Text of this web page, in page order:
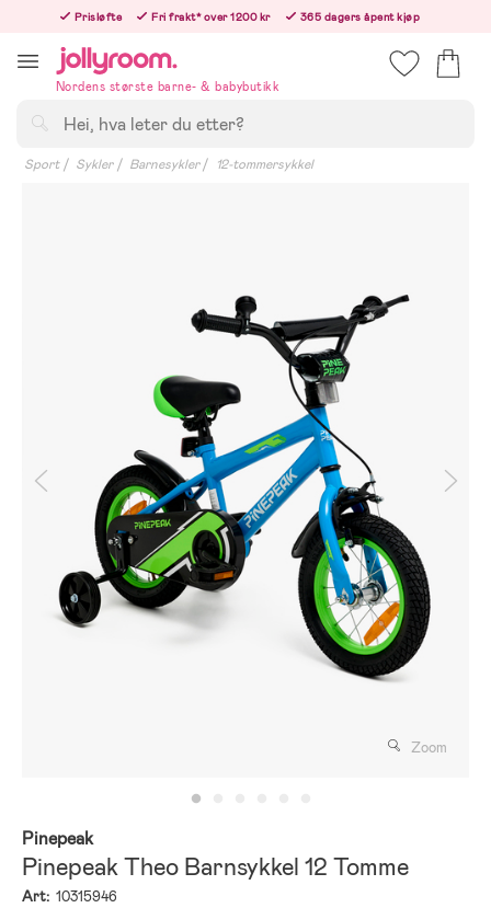
innehållet
Prisløfte Fri frakt* over 1200 kr
365 dagers åpent kjøp
Nordens største barne- & babybutikk
Sport Sykler Barnesykler 12-tommersykkel
Zoom
Pinepeak
Pinepeak Theo Barnsykkel 12 Tomme
Art: 10315946